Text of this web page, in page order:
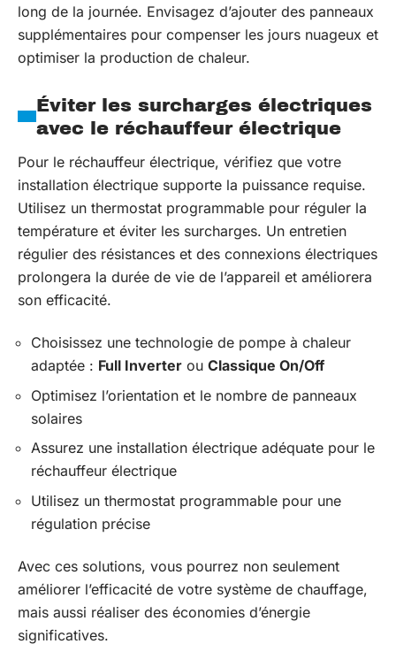
long de la journée. Envisagez d’ajouter des panneaux
supplémentaires pour compenser les jours nuageux et
optimiser la production de chaleur.
Éviter les surcharges électriques
avec le réchauffeur électrique
Pour le réchauffeur électrique, vérifiez que votre
installation électrique supporte la puissance requise.
Utilisez un thermostat programmable pour réguler la
température et éviter les surcharges. Un entretien
régulier des résistances et des connexions électriques
prolongera la durée de vie de l’appareil et améliorera
son efficacité.
Choisissez une technologie de pompe à chaleur
adaptée : Full Inverter ou Classique On/Off
Optimisez l’orientation et le nombre de panneaux
solaires
Assurez une installation électrique adéquate pour le
réchauffeur électrique
Utilisez un thermostat programmable pour une
régulation précise
Avec ces solutions, vous pourrez non seulement
améliorer l’efficacité de votre système de chauffage,
mais aussi réaliser des économies d’énergie
significatives.